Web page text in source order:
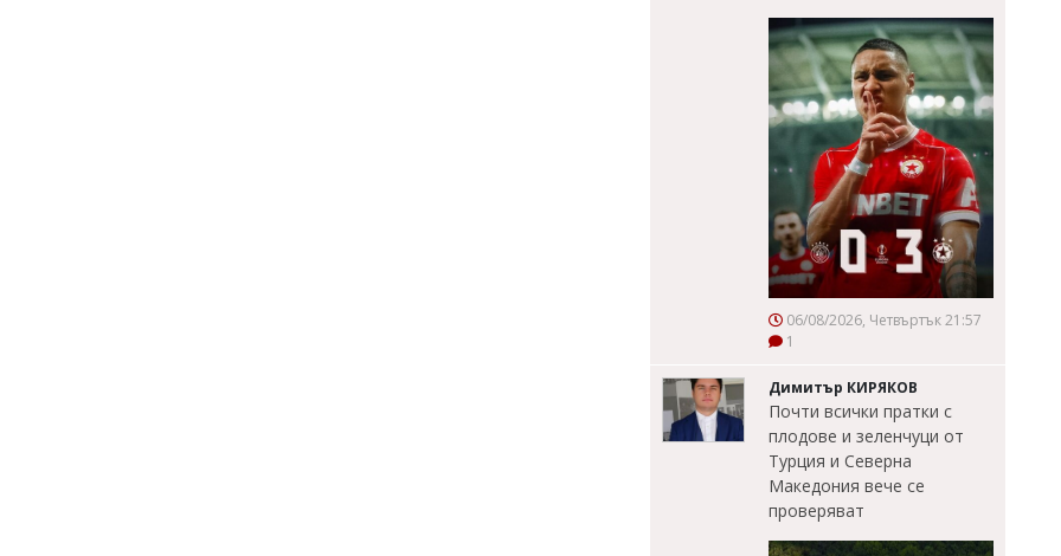
06/08/2026, Четвъртък 21:57
1
Димитър КИРЯКОВ
Почти всички пратки с
плодове и зеленчуци от
Турция и Северна
Македония вече се
проверяват